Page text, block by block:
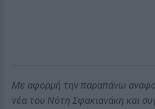
Με αφορμή την παραπάνω
νέα του Νότη Σφακιανάκη και